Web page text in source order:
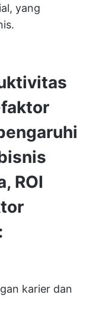
yang
ROI
karier dan